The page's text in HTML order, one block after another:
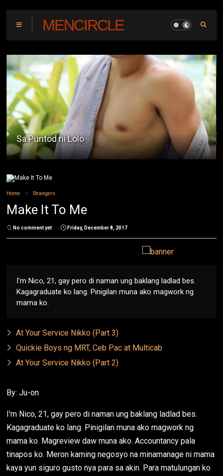
MENCIRCLE
Ang Gwapo Kong Insan
Home Strangers
Make It To Me
No comment yet Friday, December 8, 2017
I'm Nico, 21, gay pero di naman ung baklang ladlad bes.
Kagagraduate ko lang. Pinigilan muna ako magwork ng
mama ko.
At Your Service Nikko (Part 3)
Quickie Boys ng MRT, Ceb Pac at Multicab
At Your Service Nikko (Part 2)
By: Ju-on
I'm Nico, 21, gay pero di naman ung baklang ladlad bes.
Kagagraduate ko lang. Pinigilan muna ako magwork ng
mama ko. Magreview daw muna ako. Accountancy pala
tinapos ko. Meron kaming negosyo na minamanage ni mama
kaya yun siguro gusto nya para sa akin. Para matulungan ko